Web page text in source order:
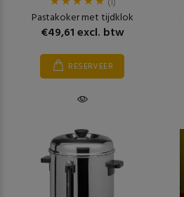
Pastakoker met tijdklok
€49,61 excl. btw
RESERVEER